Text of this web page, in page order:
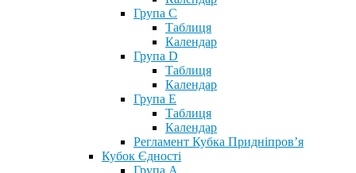
Група С
Таблиця
Календар
Група D
Таблиця
Календар
Група Е
Таблиця
Календар
Регламент Кубка Придніпров’я
Кубок Єдності
Група А